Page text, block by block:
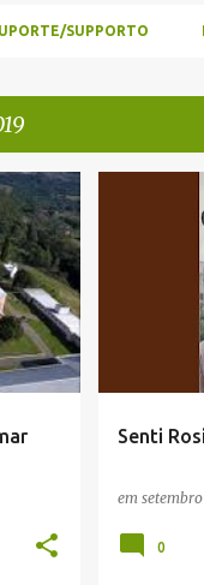
SUPPORTO
Senti
em
JACIANO
MUSICAS
0